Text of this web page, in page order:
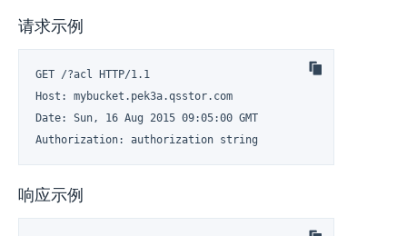
请求示例
GET /?acl HTTP/1.1
Host: mybucket.pek3a.qsstor.com
Date: Sun, 16 Aug 2015 09:05:00 GMT
Authorization: authorization string
响应示例